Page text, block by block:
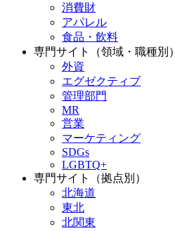
消費財
アパレル
食品・飲料
専門サイト（領域・職種別）
外資
エグゼクティブ
管理部門
MR
営業
マーケティング
SDGs
LGBTQ+
専門サイト（拠点別）
北海道
東北
北関東